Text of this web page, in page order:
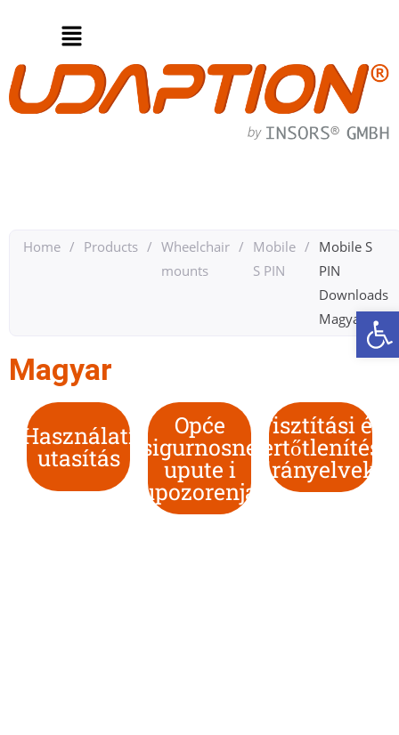
Home / Products / Wheelchair
mounts
/ Mobile
S PIN
/ Mobile S
PIN
Downloads
Magyar​
Magyar
Használati
utasítás
Opće
sigurnosne
upute i
upozorenja
Tisztítási és
fertőtlenítési
irányelvek